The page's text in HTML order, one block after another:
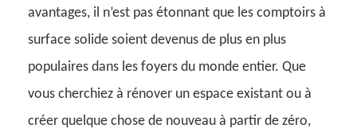
avantages, il n’est pas étonnant que les comptoirs à
surface solide soient devenus de plus en plus
populaires dans les foyers du monde entier. Que
vous cherchiez à rénover un espace existant ou à
créer quelque chose de nouveau à partir de zéro,